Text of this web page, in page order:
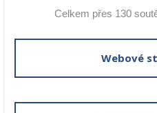
Celkem přes 130
Webové